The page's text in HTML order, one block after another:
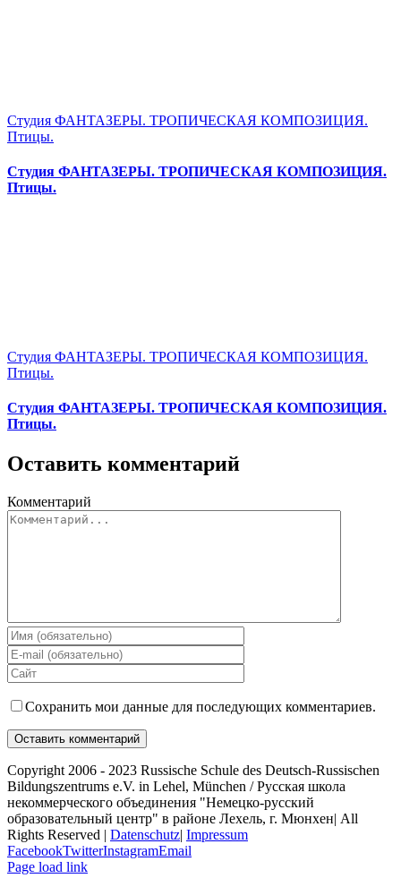
Студия ФАНТАЗЕРЫ. ТРОПИЧЕСКАЯ КОМПОЗИЦИЯ.
Птицы.
Студия ФАНТАЗЕРЫ. ТРОПИЧЕСКАЯ КОМПОЗИЦИЯ.
Птицы.
Студия ФАНТАЗЕРЫ. ТРОПИЧЕСКАЯ КОМПОЗИЦИЯ.
Птицы.
Студия ФАНТАЗЕРЫ. ТРОПИЧЕСКАЯ КОМПОЗИЦИЯ.
Птицы.
Оставить комментарий
Комментарий
Сохранить мои данные для последующих комментариев.
Copyright 2006 - 2023 Russische Schule des Deutsch-Russischen
Bildungszentrums e.V. in Lehel, München / Русская школа
некоммерческого объединения "Немецко-русский
образовательный центр" в районе Лехель, г. Мюнхен| All
Rights Reserved | Datenschutz| Impressum
FacebookTwitterInstagramEmail
Page load link